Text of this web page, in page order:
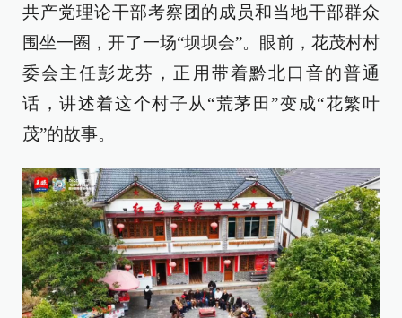
共产党理论干部考察团的成员和当地干部群众
围坐一圈，开了一场“坝坝会”。眼前，花茂村村
委会主任彭龙芬，正用带着黔北口音的普通
话，讲述着这个村子从“荒茅田”变成“花繁叶
茂”的故事。